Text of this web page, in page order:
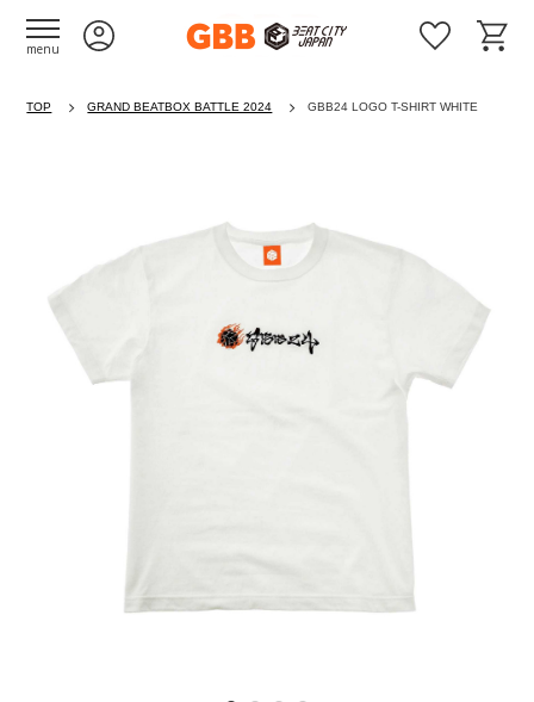
menu
TOP GRAND BEATBOX BATTLE 2024 GBB24 LOGO T-SHIRT WHITE